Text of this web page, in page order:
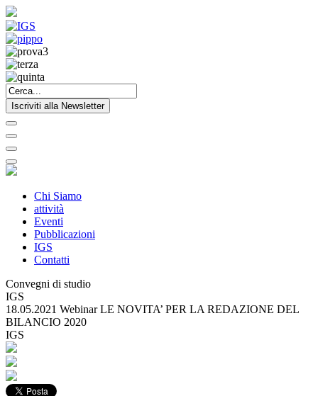
Iscriviti alla Newsletter
Chi Siamo
attività
Eventi
Pubblicazioni
IGS
Contatti
Convegni di studio
IGS
18.05.2021 Webinar LE NOVITA’ PER LA REDAZIONE DEL
BILANCIO 2020
IGS